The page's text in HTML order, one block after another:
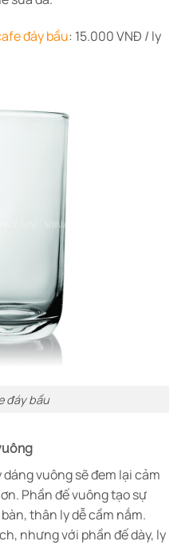
đáy bầu: 15.000 VNĐ / ly
đáy bầu
vuông sẽ đem lại cảm
Phần đế vuông tạo sự
thân ly dễ cầm nắm.
nhưng với phần đế dày, ly